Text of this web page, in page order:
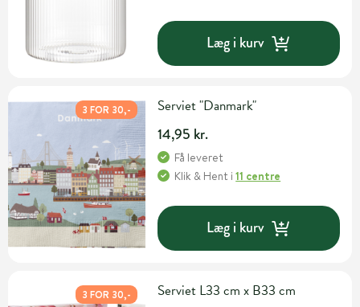
Læg i kurv
3 FOR 30,- Serviet "Danmark"
14,95 kr.
Få leveret
Klik & Hent i11 centre
Læg i kurv
3 FOR 30,- Serviet L33 cm x B33 cm